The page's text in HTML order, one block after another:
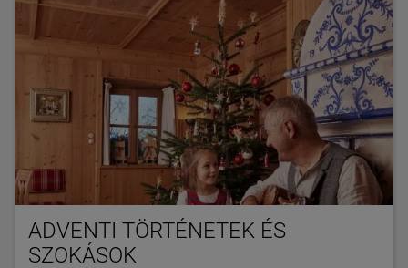
ADVENTI TÖRTÉNETEK ÉS
SZOKÁSOK